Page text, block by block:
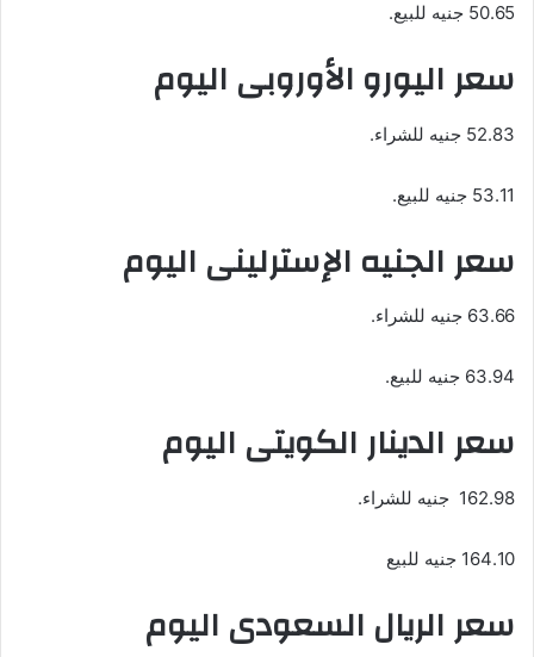
50.65 جنيه للبيع.
سعر اليورو الأوروبى اليوم
52.83 جنيه للشراء.
53.11 جنيه للبيع.
سعر الجنيه الإسترلينى اليوم
63.66 جنيه للشراء.
63.94 جنيه للبيع.
سعر الدينار الكويتى اليوم
162.98 جنيه للشراء.
164.10 جنيه للبيع
سعر الريال السعودى اليوم